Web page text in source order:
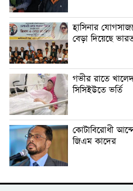
হাসিনার
বেড়া দিয়েছে
গভীর রাতে
সিসিইউতে ভর্তি
কোটাবিরোধী
জিএম কাদের